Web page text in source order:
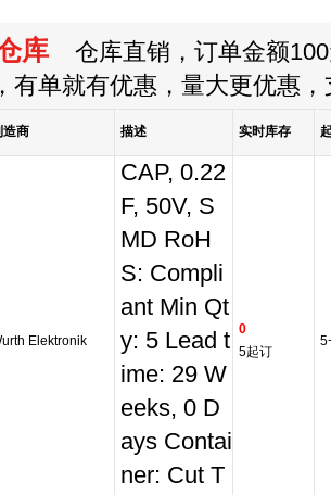
库 仓库直销，订单金额
有单就有优惠，量大更优惠
造商 描述 实时库存
Elektronik
CAP, 0.22
F, 50V, S
MD RoH
S: Compli
ant Min Qt
y: 5 Lead t
ime: 29 W
eeks, 0 D
ays Contai
ner: Cut T
0
5起订